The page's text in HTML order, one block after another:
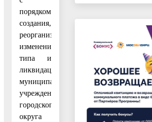
порядком
создания,
реорганизации,
изменения
типа и
ликвидации
муниципальных
учреждений
городского
округа